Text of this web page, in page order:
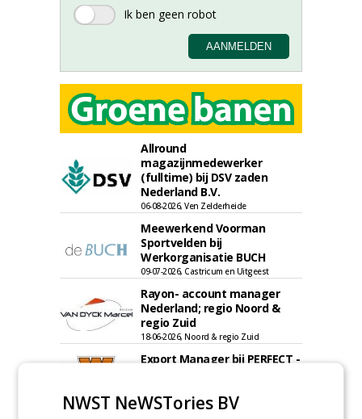
Allround
magazijnmedewerker
(fulltime) bij DSV zaden
Nederland B.V.
06-08-2026, Ven Zelderheide
Meewerkend Voorman
Sportvelden bij
Werkorganisatie BUCH
09-07-2026, Castricum en Uitgeest
Rayon- account manager
Nederland; regio Noord &
regio Zuid
18-06-2026, Noord & regio Zuid
Export Manager bij PERFECT -
NWST NeWSTories BV